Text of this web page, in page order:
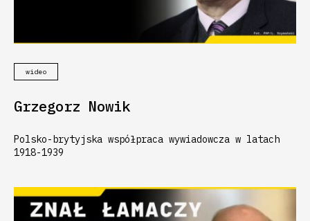
wideo
Grzegorz Nowik
Polsko-brytyjska współpraca wywiadowcza w latach
1918-1939